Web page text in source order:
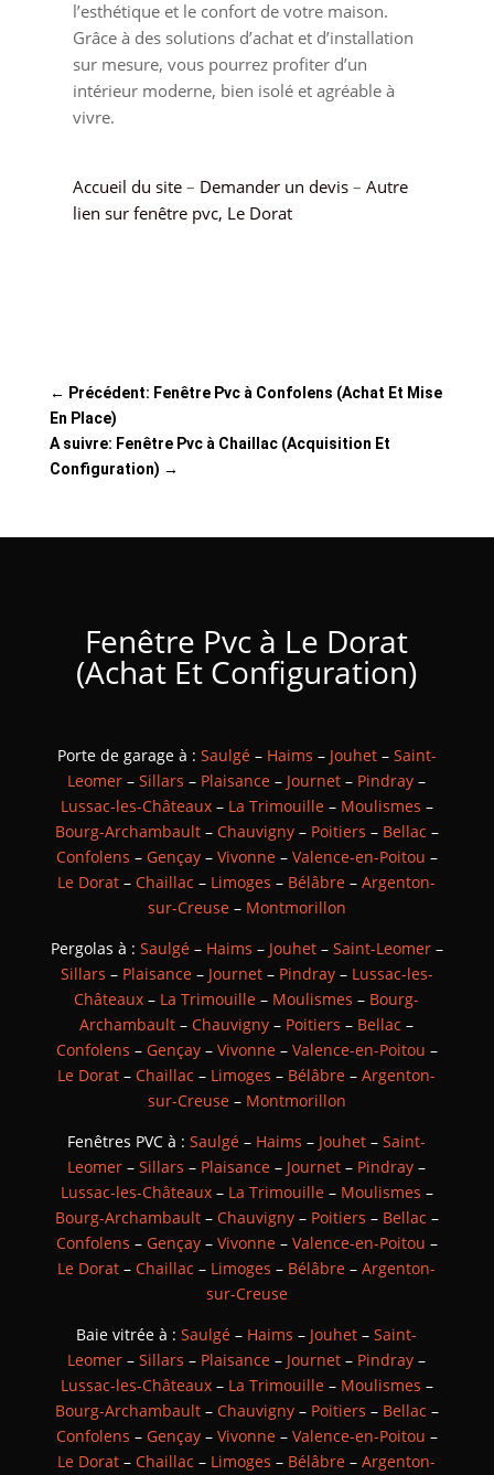
l’esthétique et le confort de votre maison.
Grâce à des solutions d’achat et d’installation
sur mesure, vous pourrez profiter d’un
intérieur moderne, bien isolé et agréable à
vivre.
Accueil du site – Demander un devis –Autre
lien sur fenêtre pvc, Le Dorat
← Précédent: Fenêtre Pvc à Confolens (Achat Et Mise
En Place)
A suivre: Fenêtre Pvc à Chaillac (Acquisition Et
Configuration) →
Fenêtre Pvc à Le Dorat
(Achat Et Configuration)
Porte de garage à : Saulgé– Haims – Jouhet– Saint-
Leomer –Sillars – Plaisance – Journet – Pindray –
Lussac-les-Châteaux– La Trimouille– Moulismes –
Bourg-Archambault– Chauvigny– Poitiers – Bellac –
Confolens – Gençay– Vivonne– Valence-en-Poitou –
Le Dorat –Chaillac – Limoges – Bélâbre –Argenton-
sur-Creuse– Montmorillon
Pergolas à : Saulgé– Haims – Jouhet– Saint-Leomer–
Sillars – Plaisance– Journet– Pindray– Lussac-les-
Châteaux – La Trimouille – Moulismes – Bourg-
Archambault –Chauvigny – Poitiers – Bellac –
Confolens – Gençay– Vivonne– Valence-en-Poitou –
Le Dorat –Chaillac – Limoges – Bélâbre –Argenton-
sur-Creuse– Montmorillon
Fenêtres PVC à :Saulgé – Haims – Jouhet –Saint-
Leomer –Sillars – Plaisance – Journet – Pindray –
Lussac-les-Châteaux– La Trimouille– Moulismes –
Bourg-Archambault– Chauvigny– Poitiers – Bellac –
Confolens – Gençay– Vivonne– Valence-en-Poitou –
Le Dorat –Chaillac – Limoges – Bélâbre –Argenton-
sur-Creuse
Baie vitrée à :Saulgé – Haims – Jouhet –Saint-
Leomer –Sillars – Plaisance – Journet – Pindray –
Lussac-les-Châteaux– La Trimouille– Moulismes –
Bourg-Archambault– Chauvigny– Poitiers – Bellac –
Confolens – Gençay– Vivonne– Valence-en-Poitou –
Le Dorat –Chaillac – Limoges – Bélâbre –Argenton-